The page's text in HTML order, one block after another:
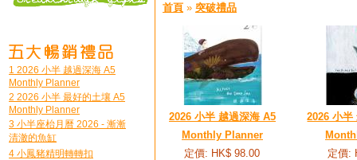
1 2026 小半 越過深海 A5
Monthly Planner
2 2026 小半 最好的土壤 A5
Monthly Planner
3 小半座枱月曆 2026 - 漸漸
清澈的魚缸
4 小鳳豬精明轉轉扣
首頁 » 突破禮品
2026 小半 越過深海 A5
Monthly Planner
定價: HK$ 98.00
2026 小半
定價: